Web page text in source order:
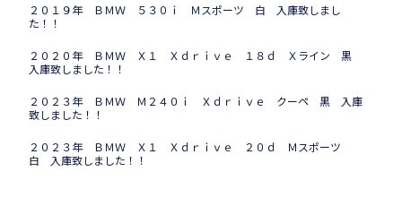
２０１９年 ＢＭＷ ５３０ｉ Ｍスポーツ 白 入庫致しまし
た！！
２０２０年 ＢＭＷ Ｘ１ Ｘｄｒｉｖｅ １８ｄ Ｘライン 黒
入庫致しました！！
２０２３年 ＢＭＷ Ｍ２４０ｉ Ｘｄｒｉｖｅ クーペ 黒 入庫
致しました！！
２０２３年 ＢＭＷ Ｘ１ Ｘｄｒｉｖｅ ２０ｄ Ｍスポーツ
白 入庫致しました！！